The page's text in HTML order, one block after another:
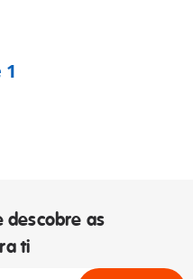
1
descobre as
ti